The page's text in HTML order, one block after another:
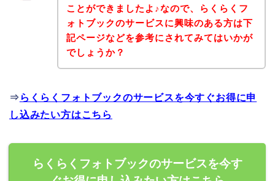
ことができましたよ♪なので、らくらくフ
ォトブックのサービスに興味のある方は下
記ページなどを参考にされてみてはいかが
でしょうか？
⇒ らくらくフォトブックのサービスを今すぐお得に申
し込みたい方はこちら
らくらくフォトブックのサービスを今す